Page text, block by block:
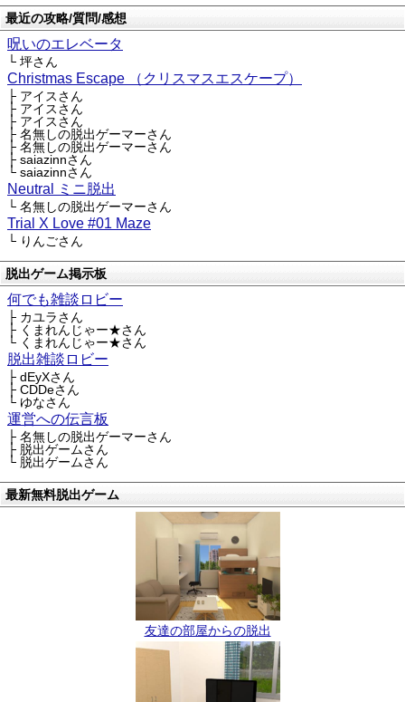
最近の攻略/質問/感想
呪いのエレベータ
└ 坪さん
Christmas Escape （クリスマスエスケープ）
├ アイスさん
├ アイスさん
├ アイスさん
├ 名無しの脱出ゲーマーさん
├ 名無しの脱出ゲーマーさん
├ saiazinnさん
└ saiazinnさん
Neutral ミニ脱出
└ 名無しの脱出ゲーマーさん
Trial X Love #01 Maze
└ りんごさん
脱出ゲーム掲示板
何でも雑談ロビー
├ カユラさん
├ くまれんじゃー★さん
└ くまれんじゃー★さん
脱出雑談ロビー
├ dEyXさん
├ CDDeさん
└ ゆなさん
運営への伝言板
├ 名無しの脱出ゲーマーさん
├ 脱出ゲームさん
└ 脱出ゲームさん
最新無料脱出ゲーム
友達の部屋からの脱出